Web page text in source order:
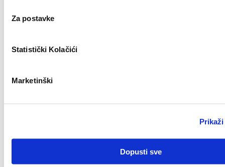
Za postavke
Statistički Kolačići
Marketinški
Dopusti sve
Novo
Civil Work Supervisor (m/f)
Split
Key Account Manager (m/ž)